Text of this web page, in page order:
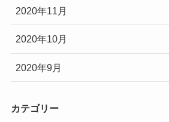
2020年11月
2020年10月
2020年9月
カテゴリー